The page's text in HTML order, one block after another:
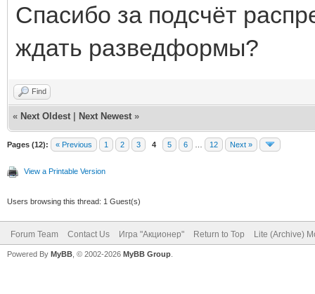
Спасибо за подсчёт
ждать разведформы?
Find
« Next Oldest Next Newest »
Pages (12): « Previous 1 2 3 4 5 6 12 Next »
View a Printable Version
Users browsing this thread: 1 Guest(s)
Forum Team Contact Us Игра "Акционер" Return to Top Lite (Archive)
Powered By MyBB , © 2002-2026 MyBB Group